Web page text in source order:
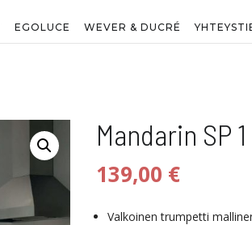
EGOLUCE WEVER & DUCRÉ
Mandarin SP 1
139,00 €
Valkoinen trumpetti